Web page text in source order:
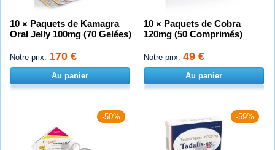
10 × Paquets de Kamagra
Oral Jelly 100mg (70 Gelées)
Notre prix: 170 €
Au panier
10 × Paquets de Cobra
120mg (50 Comprimés)
Notre prix: 49 €
Au panier
-50% -59%